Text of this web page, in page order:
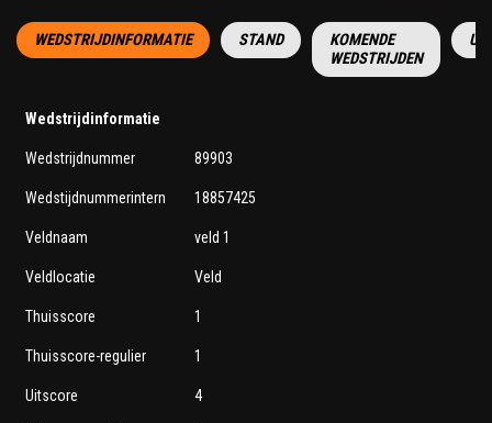
WEDSTRIJDINFORMATIE STAND
KOMENDE
WEDSTRIJDEN
Wedstrijdinformatie
Wedstrijdnummer 89903
Wedstijdnummerintern 18857425
Veldnaam veld 1
Veldlocatie Veld
Thuisscore 1
Thuisscore-regulier 1
Uitscore 4